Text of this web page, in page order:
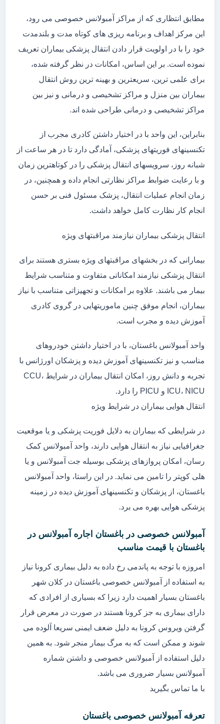
مطابق انتظاری که از مراکز آمبولانس خصوصی می رود،
این مرکز اهداف و برنامه ریزی های کوتاه مدت و بلندمدت
خود را با در اولویت قرار دادن انتقال پزشکی بیماران تعریف
نموده است. بر این اساس، امکانات در نظر گرفته شده،
برای علمی ترین، سریعترین و بهینه ترین روش انتقال
بیماران بین منزل و مراکز تشخیصی و درمانی و نیز بین
مراکز تشخیصی و درمانی طراحی شده اند.
بنابراین، این واحد با در اختیار داشتن کادری مجرب از
تکنسینهای فوریتهای پزشکی، آمادگی دارد تا در هر ساعت از
شبانه روز، سرویسهای انتقال پزشکی را در کوتاهترین زمان
و با رعایت ضوابط مراکز نظارتی انجام داده و همچنین، در
زمان انجام عملیات انتقال، پزشک مسئول فنی بر حسن
انجام کار نظارت کامل خواهد داشت.
انتقال پزشکی بیماران نیازمند مراقبتهای ویژه
بیمارانی که در بخشهای مراقبتهای ویژه بستری هستند برای
انتقال پزشکی نیازمند امکاناتی متفاوت و متناسب شرایط
بیمار می باشند. علاوه بر امکانات و تجهیزاتی متناسب با نیاز
بیماران، انجام موفق چنین ماموریتهایی در گروی کادری
آموزش دیده و مجرب است.
واحد آمبولانس باغستان، با در اختیار داشتن خودروهای
مناسب و نیز تکنسینهای آموزش دیده و پزشکان اورژانس با
تجربه و دانش روز، امکان انتقال بیماران در شرایط CCU،
ICU، NICU و PICU را دارد.
انتقال هوایی بیماران در شرایط ویژه
در شرایطی که بیماران به دلایل فوریت پزشکی و یا موقعیت
جغرافیایی نیاز به انتقال هوایی دارند، واحد آمبولانس کمک
رسان، امکان پروازهای پزشکی بوسیله جت آمبولانس و یا
هلی کوپتر را تامین می نماید. در این راستا، واحد آمبولانس
باغستان، از پزشکان و تکنسینهای آموزش دیده در زمینه
پزشکی هوایی بهره می برد.
آمبولانس خصوصی در باغستان اجاره آمبولانس در
باغستان با قیمت مناسب
امروزه با توجه به پاندمی رخ داده به دلیل بیماری کرونا نیاز
به استفاده از آمبولانس خصوصی باغستان در کلان شهر
باغستان بسیار اهمیت دارد زیرا که بسیاری از افرادی که
دارای بیماری به جز کرونا هستند در صورت در معرض قرار
گرفتن ویروس کرونا به دلیل ضعف ایمنی سریعا آلوده می
شوند و ممکن است که به مرگ بیمار منجر شود. به همین
دلیل استفاده از آمبولانس خصوصی و داشتن شماره
آمبولانس بسیار ضروری می باشد.
با ما تماس بگیرید
تعرفه آمبولانس خصوصی باغستان